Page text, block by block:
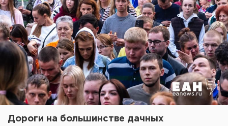
Дороги на большинстве дачных